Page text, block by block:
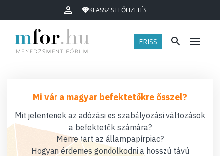
KLASSZIS ELŐFIZETÉS
FRISS Menü
Mi vár a magyar befektetőkre ősszel?
Mit jelentenek az adózási és szabályozási változások
a befektetők számára?
Merre tart az állampapírpiac?
Hogyan érdemes gondolkodni a hosszú távú